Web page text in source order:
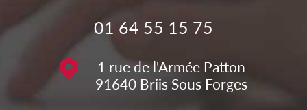
01 64 55 15 75
1 rue de l'Armée Patton
91640 Briis Sous Forges